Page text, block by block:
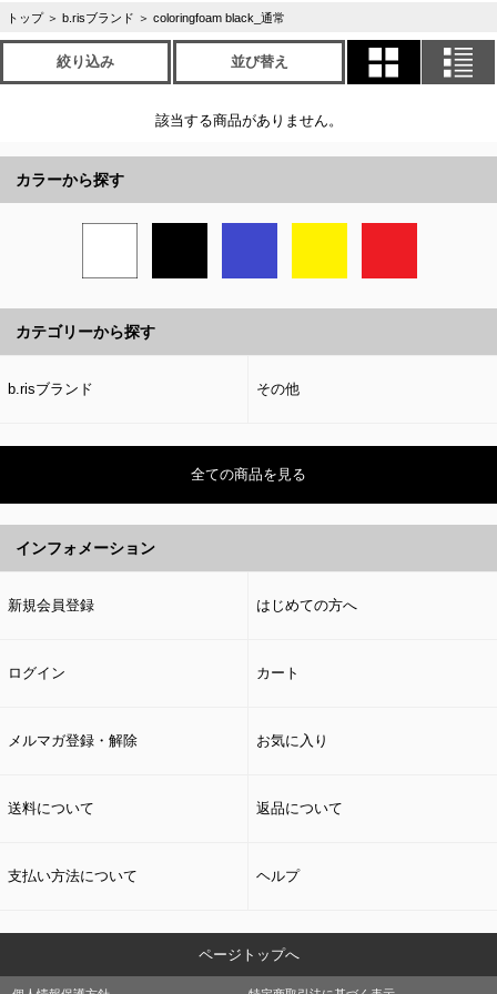
トップ ＞ b.risブランド ＞ coloringfoam black_通常
絞り込み 並び替え
該当する商品がありません。
カラーから探す
カテゴリーから探す
b.risブランド その他
全ての商品を見る
インフォメーション
新規会員登録 はじめての方へ
ログイン カート
メルマガ登録・解除 お気に入り
送料について 返品について
支払い方法について ヘルプ
ページトップへ